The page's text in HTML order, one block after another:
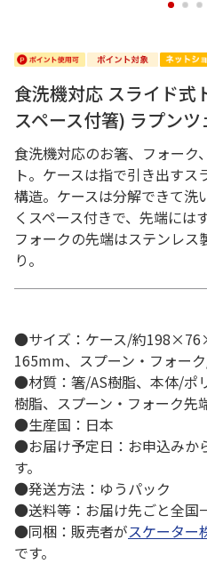
1 2 3
食洗機対応 スライド式
スペース付箸) ラプンツ
食洗機対応のお箸、フォーク
ト。ケースは指で引き出す
構造。ケースは分解できて洗
くスペース付きで、先端には
フォークの先端はステンレス
り。
●サイズ：ケース/約
165mm、スプーン・フォー
●材質：箸/AS樹脂、本体/ポ
樹脂、スプーン・フォーク先
●生産国：日本
●お届け予定日：お申込みか
す。
●発送方法：ゆうパック
●送料等：お届け先ごと全国
●同梱：販売者がスケーター
です。